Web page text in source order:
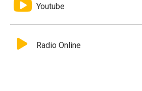
Youtube
Radio Online